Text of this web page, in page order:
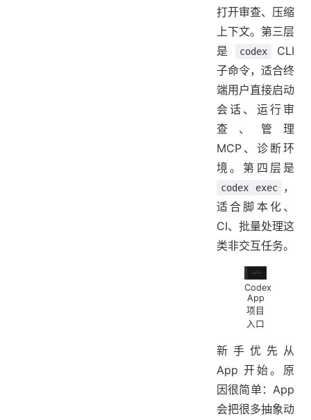
打开审查、压缩
上下文。第三层
是
codex
CLI
子命令，适合终
端用户直接启动
会话、运行审
查、管理
MCP、诊断环
境。第四层是
codex exec
，
适合脚本化、
CI、批量处理这
类非交互任务。
Codex
App
项目
入口
新手优先从
App 开始。原
因很简单：App
会把很多抽象动